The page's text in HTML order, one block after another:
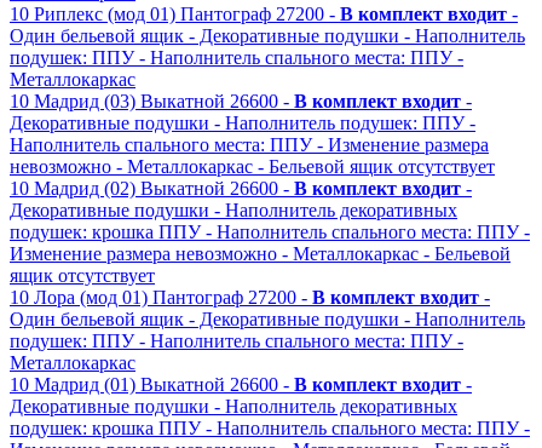
10 Риплекс (мод 01) Пантограф 27200 - В комплект входит -
Один бельевой ящик - Декоративные подушки - Наполнитель
подушек: ППУ - Наполнитель спального места: ППУ -
Металлокаркас
10 Мадрид (03) Выкатной 26600 - В комплект входит -
Декоративные подушки - Наполнитель подушек: ППУ -
Наполнитель спального места: ППУ - Изменение размера
невозможно - Металлокаркас - Бельевой ящик отсутствует
10 Мадрид (02) Выкатной 26600 - В комплект входит -
Декоративные подушки - Наполнитель декоративных
подушек: крошка ППУ - Наполнитель спального места: ППУ -
Изменение размера невозможно - Металлокаркас - Бельевой
ящик отсутствует
10 Лора (мод 01) Пантограф 27200 - В комплект входит -
Один бельевой ящик - Декоративные подушки - Наполнитель
подушек: ППУ - Наполнитель спального места: ППУ -
Металлокаркас
10 Мадрид (01) Выкатной 26600 - В комплект входит -
Декоративные подушки - Наполнитель декоративных
подушек: крошка ППУ - Наполнитель спального места: ППУ -